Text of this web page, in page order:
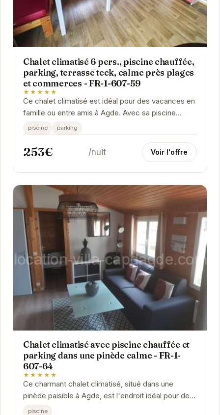
Chalet climatisé 6 pers., piscine chauffée,
parking, terrasse teck, calme près plages
et commerces - FR-1-607-59
★★★★★
Ce chalet climatisé est idéal pour des vacances en
famille ou entre amis à Agde. Avec sa piscine
chauffée, son parking privé et sa terrasse en...
piscine parking
253€ /nuit Voir l'offre
Chalet climatisé avec piscine chauffée et
parking dans une pinède calme - FR-1-
607-64
★★★★★
Ce charmant chalet climatisé, situé dans une
pinède paisible à Agde, est l'endroit idéal pour des
vacances relaxantes. Avec sa piscine chauffée...
piscine